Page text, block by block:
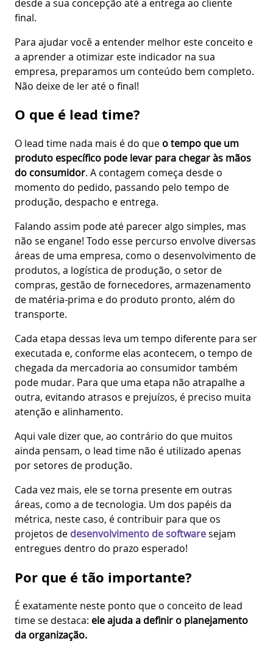
desde a sua concepção até a entrega ao cliente
final.
Para ajudar você a entender melhor este conceito e
a aprender a otimizar este indicador na sua
empresa, preparamos um conteúdo bem completo.
Não deixe de ler até o final!
O que é lead time?
O lead time nada mais é do que o tempo que um
produto específico pode levar para chegar às mãos
do consumidor. A contagem começa desde o
momento do pedido, passando pelo tempo de
produção, despacho e entrega.
Falando assim pode até parecer algo simples, mas
não se engane! Todo esse percurso envolve diversas
áreas de uma empresa, como o desenvolvimento de
produtos, a logística de produção, o setor de
compras, gestão de fornecedores, armazenamento
de matéria-prima e do produto pronto, além do
transporte.
Cada etapa dessas leva um tempo diferente para ser
executada e, conforme elas acontecem, o tempo de
chegada da mercadoria ao consumidor também
pode mudar. Para que uma etapa não atrapalhe a
outra, evitando atrasos e prejuízos, é preciso muita
atenção e alinhamento.
Aqui vale dizer que, ao contrário do que muitos
ainda pensam, o lead time não é utilizado apenas
por setores de produção.
Cada vez mais, ele se torna presente em outras
áreas, como a de tecnologia. Um dos papéis da
métrica, neste caso, é contribuir para que os
projetos de desenvolvimento de softwaresejam
entregues dentro do prazo esperado!
Por que é tão importante?
É exatamente neste ponto que o conceito de lead
time se destaca: ele ajuda a definir o planejamento
da organização.